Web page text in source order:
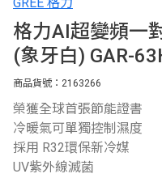
格力AI超變頻一
(象牙白) GAR-
商品貨號：2163266
榮獲全球首張節能證書
冷暖氣可單獨控制濕度
採用 R32環保新冷媒
UV紫外線滅菌